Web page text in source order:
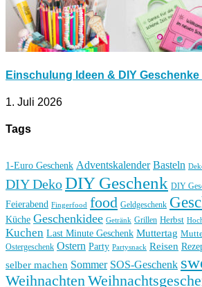
Einschulung Ideen & DIY
1. Juli 2026
Tags
1-Euro Geschenk Adventskalender Basteln
DIY DekoDIY Geschenk DIY
Feierabend Fingerfood food Geldgeschenk
Küche Geschenkidee Getränk Grillen Herbst
Kuchen Last Minute Geschenk Muttertag
Ostergeschenk Ostern Party Partysnack Reisen
selber machen Sommer SOS-Geschenk
Weihnachten